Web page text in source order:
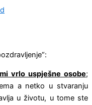
vrlo uspješne osobe;
a netko u stvaranju
u životu, u tome ste